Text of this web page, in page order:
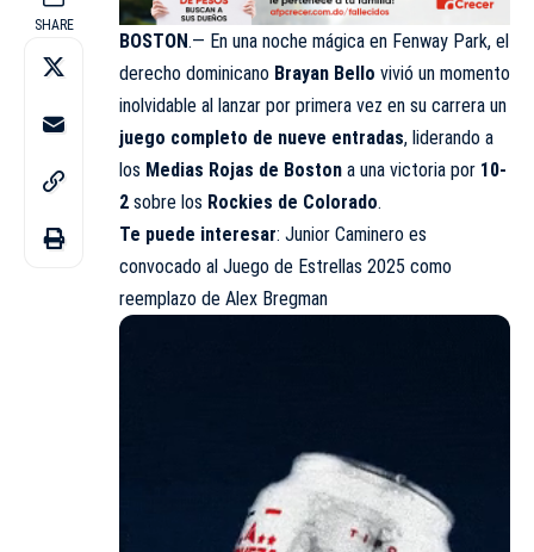
SHARE
BOSTON.— En una noche mágica en Fenway Park, el
derecho dominicano Brayan Bello vivió un momento
inolvidable al lanzar por primera vez en su carrera un
juego completo de nueve entradas, liderando a
los Medias Rojas de Boston a una victoria por 10-
2 sobre los Rockies de Colorado.
Te puede interesar: Junior Caminero es
convocado al Juego de Estrellas 2025 como
reemplazo de Alex Bregman